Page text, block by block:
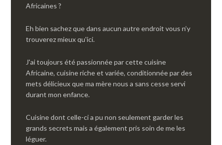
Africaines ?
Eh bien sachez que dans aucun autre endroit vous n’y
trouverez mieux qu'ici.
J'ai toujours été passionnée par cette cuisine
Africaine, cuisine riche et variée, conditionnée par des
mets délicieux que ma mère nous a sans cesse servi
durant mon enfance.
Cuisine dont celle-ci a pu non seulement garder les
grands secrets mais a également pris soin de me les
léguer.